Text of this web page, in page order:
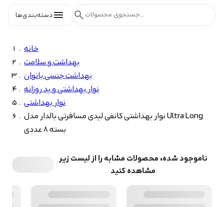
menuدسته‌بندی‌ها search
خانه
بهداشت و سلامت
بهداشت جنسی بانوان
نوار بهداشتی و پد روزانه
نوار بهداشتی
نوار بهداشتی کانفی لیدی مسافرتی بالدار مدل Ultra Long
بسته 8 عددی
ناموجود شده، محصولات مشابه را از لیست زیر
مشاهده کنید